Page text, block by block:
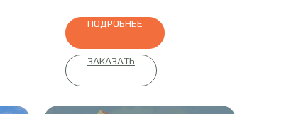
ПОДРОБНЕЕ
ЗАКАЗАТЬ